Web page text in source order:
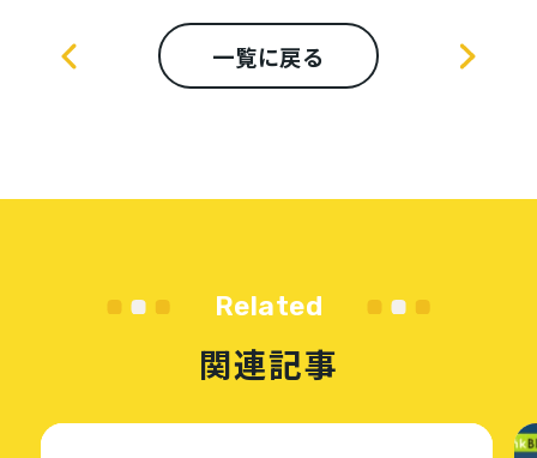
一覧に戻る 株式会社ON様
Related
関連記事